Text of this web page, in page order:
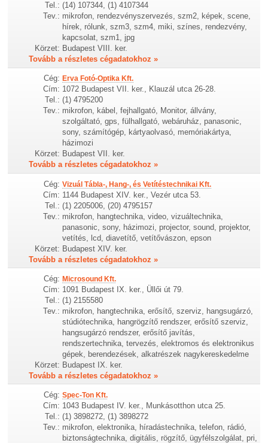
Tel.: (14) 107344, (1) 4107344
Tev.: mikrofon, rendezvényszervezés, szm2, képek, scene,
hírek, rólunk, szm3, szm4, miki, színes, rendezvény,
kapcsolat, szm1, jpg
Körzet: Budapest VIII. ker.
Tovább a részletes cégadatokhoz »
Cég: Erva Fotó-Optika Kft.
Cím: 1072 Budapest VII. ker., Klauzál utca 26-28.
Tel.: (1) 4795200
Tev.: mikrofon, kábel, fejhallgató, Monitor, állvány,
szolgáltató, gps, fülhallgató, webáruház, panasonic,
sony, számítógép, kártyaolvasó, memóriakártya,
házimozi
Körzet: Budapest VII. ker.
Tovább a részletes cégadatokhoz »
Cég: Vizuál Tábla-, Hang-, és Vetítéstechnikai Kft.
Cím: 1144 Budapest XIV. ker., Vezér utca 53.
Tel.: (1) 2205006, (20) 4795157
Tev.: mikrofon, hangtechnika, video, vizuáltechnika,
panasonic, sony, házimozi, projector, sound, projektor,
vetítés, lcd, diavetítő, vetítővászon, epson
Körzet: Budapest XIV. ker.
Tovább a részletes cégadatokhoz »
Cég: Microsound Kft.
Cím: 1091 Budapest IX. ker., Üllői út 79.
Tel.: (1) 2155580
Tev.: mikrofon, hangtechnika, erősítő, szerviz, hangsugárzó,
stúdiótechnika, hangrögzítő rendszer, erősítő szerviz,
hangsugárzó rendszer, erősítő javítás,
rendszertechnika, tervezés, elektromos és elektronikus
gépek, berendezések, alkatrészek nagykereskedelme
Körzet: Budapest IX. ker.
Tovább a részletes cégadatokhoz »
Cég: Spec-Ton Kft.
Cím: 1043 Budapest IV. ker., Munkásotthon utca 25.
Tel.: (1) 3898272, (1) 3898272
Tev.: mikrofon, elektronika, híradástechnika, telefon, rádió,
biztonságtechnika, digitális, rögzítő, ügyfélszolgálat, pri,